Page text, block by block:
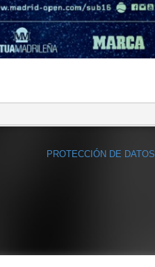
PROTECCIÓN DE DATOS